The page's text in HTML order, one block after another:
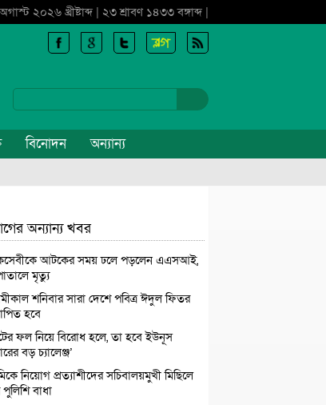
২০২৬ খ্রীষ্টাব্দ | ২৩ শ্রাবণ ১৪৩৩ বঙ্গাব্দ |
বিনোদন অন্যান্য
অন্যান্য খবর
আটকের সময় ঢলে পড়লেন এএসআই,
মৃত্যু
শনিবার সারা দেশে পবিত্র ঈদুল ফিতর
হবে
ফল নিয়ে বিরোধ হলে, তা হবে ইউনূস
বড় চ্যালেঞ্জ’
নিয়োগ প্রত্যাশীদের সচিবালয়মুখী মিছিলে
বাধা